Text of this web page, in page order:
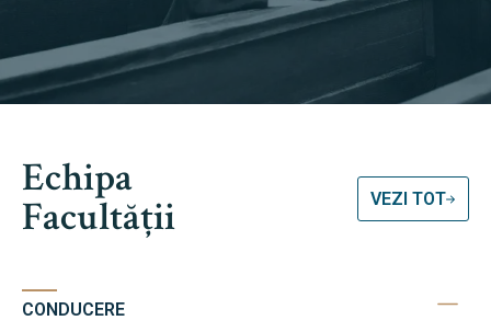
Echipa
Facultății VEZI TOT
CONDUCERE